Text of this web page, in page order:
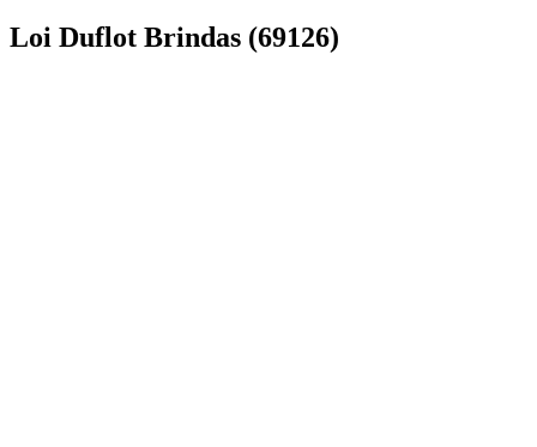
Loi Duflot Brindas (69126)